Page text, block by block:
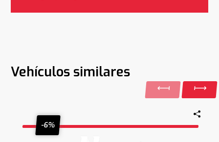
Vehículos similares
-6%